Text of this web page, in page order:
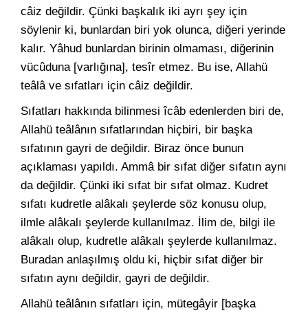
câiz değildir. Çünki başkalık iki ayrı şey için
söylenir ki, bunlardan biri yok olunca, diğeri yerinde
kalır. Yâhud bunlardan birinin olmaması, diğerinin
vücûduna [varlığına], tesîr etmez. Bu ise, Allahü
teâlâ ve sıfatları için câiz değildir.
Sıfatları hakkında bilinmesi îcâb edenlerden biri de,
Allahü teâlânın sıfatlarından hiçbiri, bir başka
sıfatının gayri de değildir. Biraz önce bunun
açıklaması yapıldı. Ammâ bir sıfat diğer sıfatın aynı
da değildir. Çünki iki sıfat bir sıfat olmaz. Kudret
sıfatı kudretle alâkalı şeylerde söz konusu olup,
ilmle alâkalı şeylerde kullanılmaz. İlim de, bilgi ile
alâkalı olup, kudretle alâkalı şeylerde kullanılmaz.
Buradan anlaşılmış oldu ki, hiçbir sıfat diğer bir
sıfatın aynı değildir, gayri de değildir.
Allahü teâlânın sıfatları için, mütegâyir [başka